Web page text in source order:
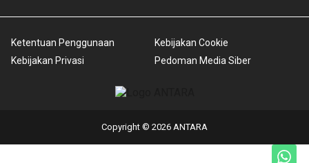
Ketentuan Penggunaan
Kebijakan Privasi
Kebijakan Cookie
Pedoman Media Siber
Copyright © 2026 ANTARA